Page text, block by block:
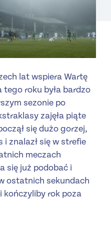
lat wspiera Wartę
tego roku była bardzo
sezonie po
zajęła piąte
się dużo gorzej,
i znalazł się w strefie
meczach
się już podobać i
ostatnich sekundach
kończyliby rok poza